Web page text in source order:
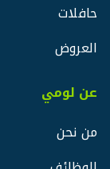
حافلات
العروض
عن لومي
من نحن